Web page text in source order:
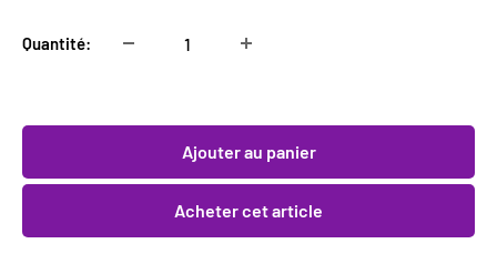
Quantité:
Ajouter au panier
Acheter cet article